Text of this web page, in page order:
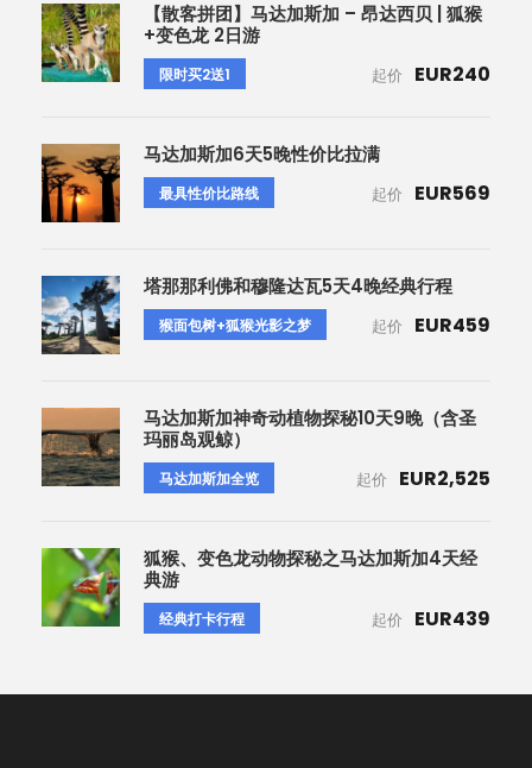
【散客拼团】马达加斯加 – 昂达西贝 | 狐猴
+变色龙 2日游
限时买2送1 起价 EUR240
马达加斯加6天5晚性价比拉满
最具性价比路线 起价 EUR569
塔那那利佛和穆隆达瓦5天4晚经典行程
猴面包树+狐猴光影之梦 起价 EUR459
马达加斯加神奇动植物探秘10天9晚（含圣
玛丽岛观鲸）
马达加斯加全览 起价 EUR2,525
狐猴、变色龙动物探秘之马达加斯加4天经
典游
经典打卡行程 起价 EUR439